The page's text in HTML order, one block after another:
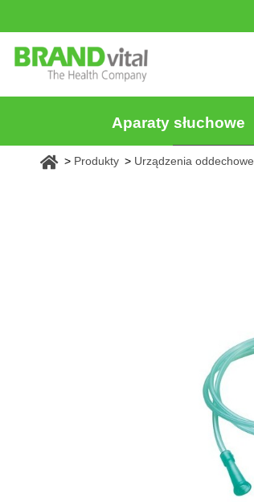
Aparaty słuchowe
Produkty Urządzenia oddechowe